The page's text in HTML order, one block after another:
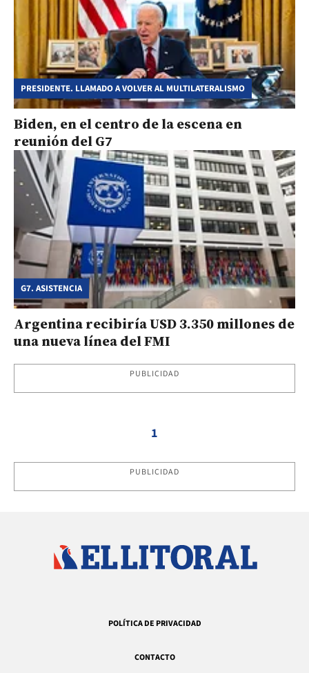
PRESIDENTE. LLAMADO A VOLVER AL MULTILATERALISMO
Biden, en el centro de la escena en
reunión del G7
G7. ASISTENCIA
Argentina recibiría USD 3.350 millones de
una nueva línea del FMI
PUBLICIDAD
1
PUBLICIDAD
POLÍTICA DE PRIVACIDAD
CONTACTO